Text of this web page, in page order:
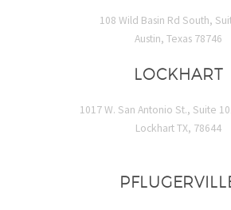
108 Wild Basin Rd South,
Austin, Texas 78746
LOCKHART
1017 W. San Antonio St., Suite
Lockhart TX, 78644